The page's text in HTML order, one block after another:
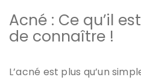
Acné : Ce qu’il
de connaître !
L’acné est plus qu’un